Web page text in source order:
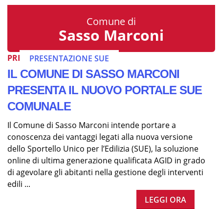
PRESENTAZIONE SUE
Comune di
Sasso Marconi
PRESENTAZIONE SUE
IL COMUNE DI SASSO MARCONI
PRESENTA IL NUOVO PORTALE SUE
COMUNALE
Il Comune di Sasso Marconi intende portare a
conoscenza dei vantaggi legati alla nuova versione
dello Sportello Unico per l’Edilizia (SUE), la soluzione
online di ultima generazione qualificata AGID in grado
di agevolare gli abitanti nella gestione degli interventi
edili ...
LEGGI ORA